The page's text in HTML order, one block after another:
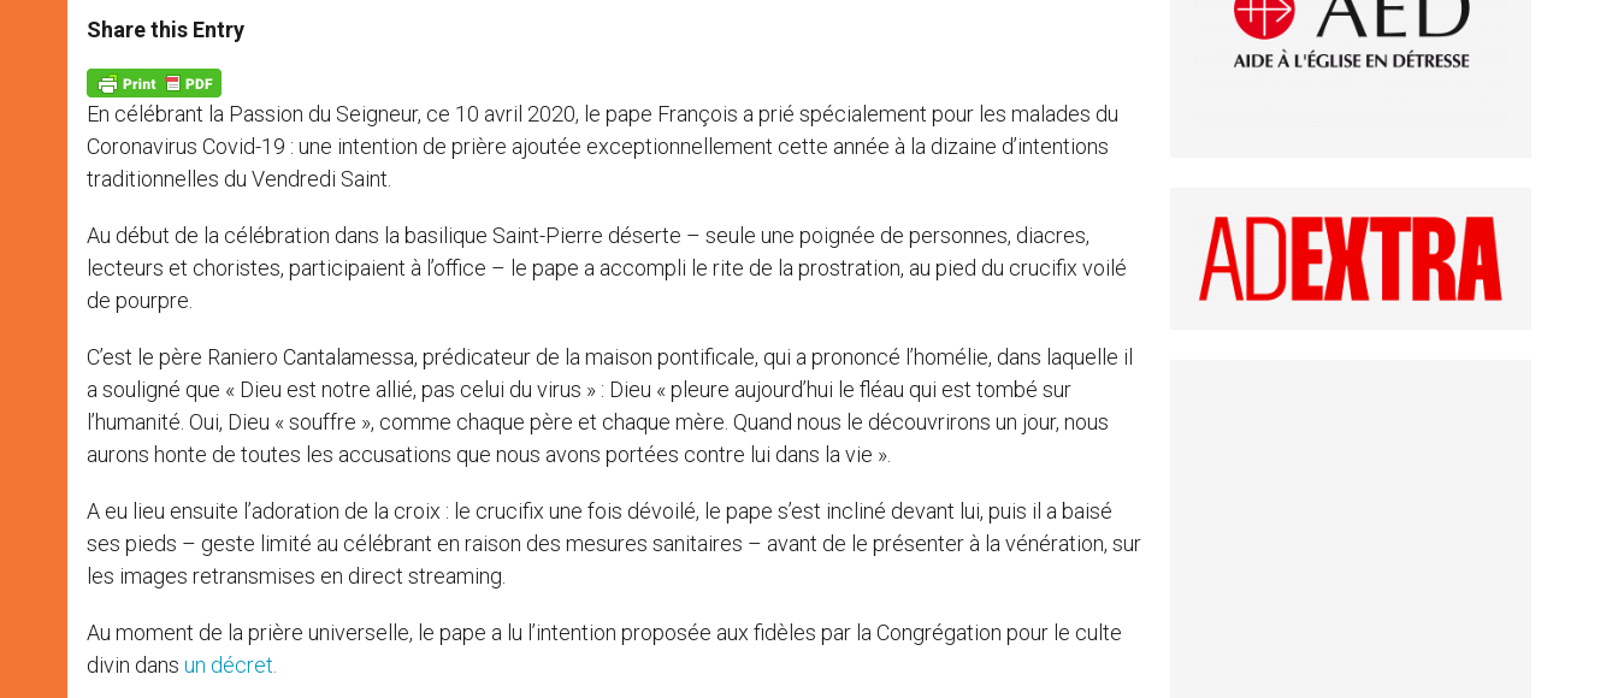
t
s
A
p
p
s
e
n
g
e
r
e
b
o
k
Share this Entry
En célébrant la Passion du Seigneur, ce 10 avril 2020, le pape François a prié spécialement pour les malades du
Coronavirus Covid-19 : une intention de prière ajoutée exceptionnellement cette année à la dizaine d’intentions
traditionnelles du Vendredi Saint.
Au début de la célébration dans la basilique Saint-Pierre déserte – seule une poignée de personnes, diacres,
lecteurs et choristes, participaient à l’office – le pape a accompli le rite de la prostration, au pied du crucifix voilé
de pourpre.
C’est le père Raniero Cantalamessa, prédicateur de la maison pontificale, qui a prononcé l’homélie, dans laquelle il
a souligné que « Dieu est notre allié, pas celui du virus » : Dieu « pleure aujourd’hui le fléau qui est tombé sur
l’humanité. Oui, Dieu « souffre », comme chaque père et chaque mère. Quand nous le découvrirons un jour, nous
aurons honte de toutes les accusations que nous avons portées contre lui dans la vie ».
A eu lieu ensuite l’adoration de la croix : le crucifix une fois dévoilé, le pape s’est incliné devant lui, puis il a baisé
ses pieds – geste limité au célébrant en raison des mesures sanitaires – avant de le présenter à la vénération, sur
les images retransmises en direct streaming.
Au moment de la prière universelle, le pape a lu l’intention proposée aux fidèles par la Congrégation pour le culte
divin dans un décret.